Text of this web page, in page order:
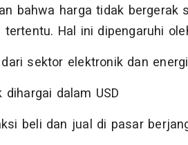
bahwa harga tidak bergerak
Hal ini dipengaruhi
sektor elektronik dan
dalam USD
beli dan jual di pasar